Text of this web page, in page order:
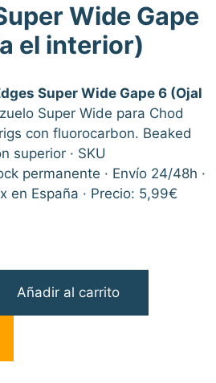
Wide Gape
el interior)
Super Wide Gape 6 (Ojal
Super Wide para Chod
con fluorocarbon. Beaked
superior · SKU
permanente · Envío 24/48h ·
en España · Precio: 5,99€
Añadir al carrito